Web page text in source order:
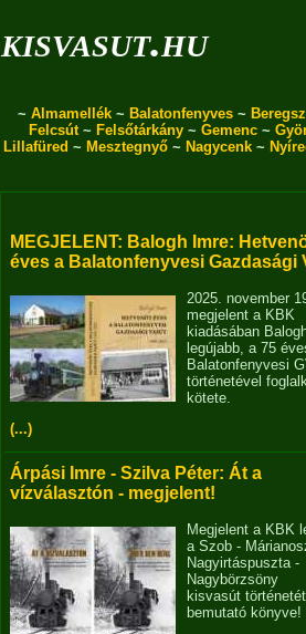
kisvasut.hu
~ Almamellék ~ Balatonfenyves ~
Felcsút~ Felsőtárkány ~ Gemenc ~
Lillafüred ~ Mesztegnyő ~ Nagycenk ~
MEGJELENT: Balogh Imre:
éves a Balatonfenyvesi Gazdasági
2025. november
megjelent a KBK
kiadásában
legújabb, a 75
Balatonfenyvesi
történetével
kötete.
(...)
Árpási Imre - Szilva Péter: Át a
vízválasztón - megjelent!
Megjelent a KBK
a Szob -
Nagyirtáspuszta -
Nagybörzsöny
kisvasút történetét
bemutató könyve!